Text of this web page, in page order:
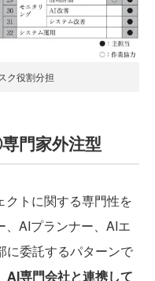
ク役割分担
門家外注型
クトに関する専門性を
AIプランナー、AIエ
に委託するパターンで
AI専門会社と連携して